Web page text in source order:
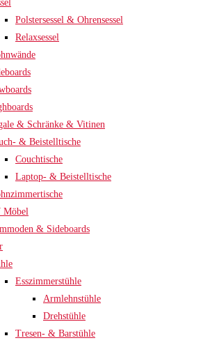
Polstersessel & Ohrensessel
Relaxsessel
& Schränke & Vitinen
& Beistelltische
Couchtische
Laptop- & Beistelltische
Möbel
& Sideboards
Esszimmerstühle
Armlehnstühle
Drehstühle
Tresen- & Barstühle